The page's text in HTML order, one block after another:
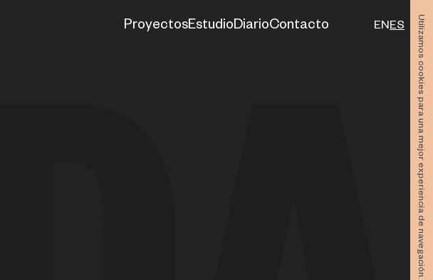
Utilizamos cookies para una mejor experiencia de navegación.
ProyectosEstudioDiarioContacto ENES